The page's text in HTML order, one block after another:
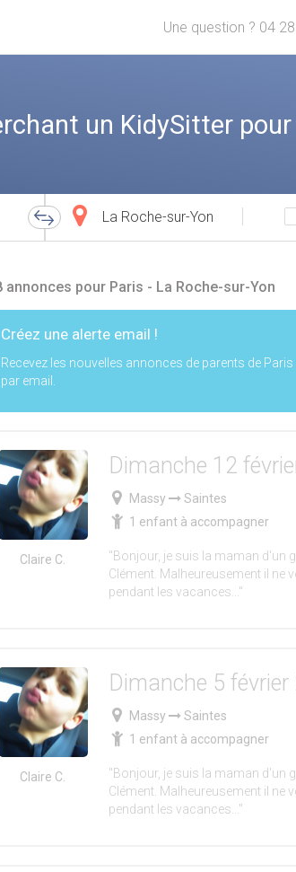
Une question ? 04
un KidySitter
Ville
d'arrivée
annonces pour Paris - La Roche-sur-Yon
Créez une alerte email !
Recevez les nouvelles annonces de parents de
par email.
Claire C.
Dimanche 12
Massy
Saintes
1 enfant à accompagner
"Bonjour, je suis la maman d'un
Clément. Malheureusement il ne
pendant les vacances..."
Claire C.
Dimanche 5
Massy
Saintes
1 enfant à accompagner
"Bonjour, je suis la maman d'un
Clément. Malheureusement il ne
pendant les vacances..."